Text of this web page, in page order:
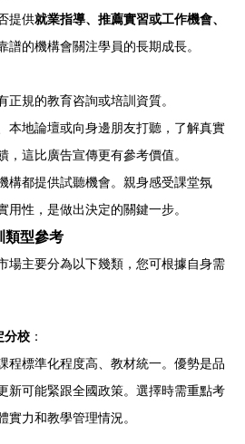
提供就業指導、推薦實習或工作機會、
譜的機構會關注學員的長期成長。
正規的教育咨詢或培訓資質。
本地論壇或向身邊朋友打聽，了解真實
，這比廣告宣傳更有參考價值。
構都提供試聽機會。親身感受課堂氛
用性，是做出決定的關鍵一步。
類型參考
場主要分為以下幾類，您可根據自身需
分校 ：
程標準化程度高、教材統一。優勢是品
新可能緊跟全國政策。選擇時需重點考
實力和教學管理情況。